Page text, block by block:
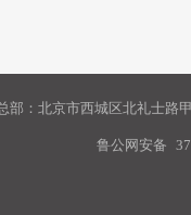
部：北京市西城区北礼士路
鲁公网安备